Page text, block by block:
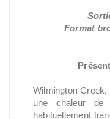
Format
Wilmington
une chaleur
habituellement